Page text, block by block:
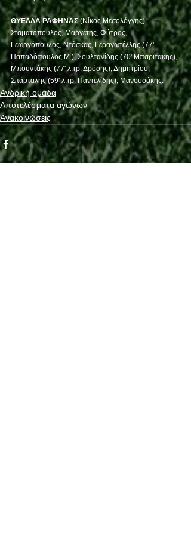
ΘΥΕΛΛΑ ΡΑΦΗΝΑΣ (Νίκος Μεσολόγγης):
Σταματόπουλος, Μαργέτης, Φύτρος,
Γεωργόπουλος, Ντόσκας, Γεραγωτέλλης (77'
Παπαδόπουλος Μ.), Σουλτανίδης (70' Μπαριτακης),
Μπουντάκης (77' λ.τρ. Δρόσης), Δημητρίου,
Σπάρταλης (59' λ.τρ. Παντελίδης), Μανουσάκης.
Ανδρική ομάδα
Αποτελέσματα αγώνων
Ανακοινώσεις